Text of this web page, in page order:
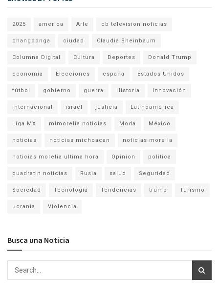
2025 america Arte cb television noticias
changoonga ciudad Claudia Sheinbaum
Columna Digital Cultura Deportes Donald Trump
economia Elecciones españa Estados Unidos
fútbol gobierno guerra Historia Innovación
Internacional israel justicia Latinoamérica
Liga MX mimorelia noticias Moda México
noticias noticias michoacan noticias morelia
noticias morelia ultima hora Opinion politica
quadratin noticias Rusia salud Seguridad
Sociedad Tecnología Tendencias trump Turismo
ucrania Violencia
Busca una Noticia